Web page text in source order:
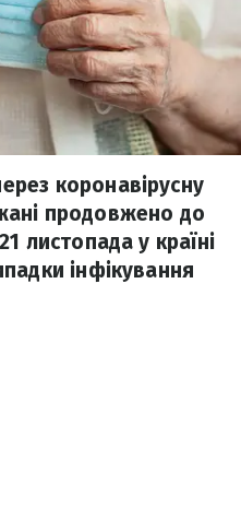
коронавірусну
продовжено до
листопада у країні
інфікування